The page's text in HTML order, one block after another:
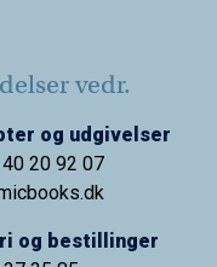
vedr.
og udgivelser
20 92 07
og bestillinger